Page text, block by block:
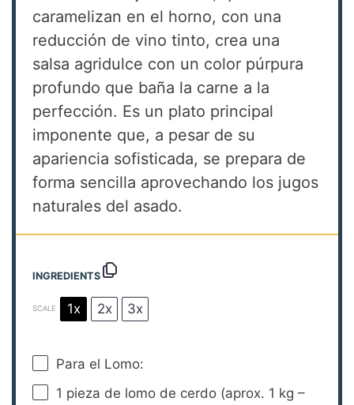
caramelizan en el horno, con una
reducción de vino tinto, crea una
salsa agridulce con un color púrpura
profundo que baña la carne a la
perfección. Es un plato principal
imponente que, a pesar de su
apariencia sofisticada, se prepara de
forma sencilla aprovechando los jugos
naturales del asado.
INGREDIENTS
SCALE 1x 2x 3x
Para el Lomo:
1 pieza de lomo de cerdo (aprox. 1 kg –